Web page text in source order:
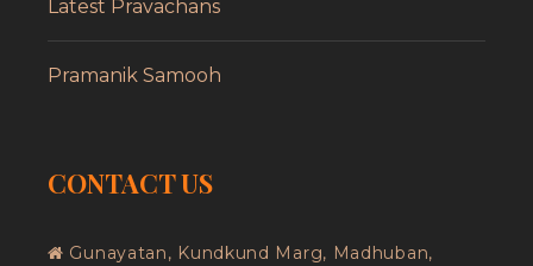
Latest Pravachans
Pramanik Samooh
CONTACT US
Gunayatan, Kundkund Marg, Madhuban,